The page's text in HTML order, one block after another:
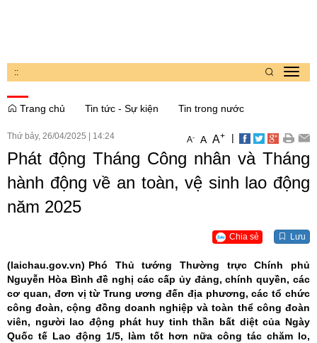
::
Trang chủ
Tin tức - Sự kiện Tin trong nước
Thứ bảy, 26/04/2025 14:24 A- A A+ |
Phát động Tháng Công nhân và Tháng
hành động về an toàn, vệ sinh lao động
năm 2025
Chia sẻ Lưu
(laichau.gov.vn) Phó Thủ tướng Thường trực Chính phủ
Nguyễn Hòa Bình đề nghị các cấp ủy đảng, chính quyền, các
cơ quan, đơn vị từ Trung ương đến địa phương, các tổ chức
công đoàn, cộng đồng doanh nghiệp và toàn thể công đoàn
viên, người lao động phát huy tinh thần bất diệt của Ngày
Quốc tế Lao động 1/5, làm tốt hơn nữa công tác chăm lo,